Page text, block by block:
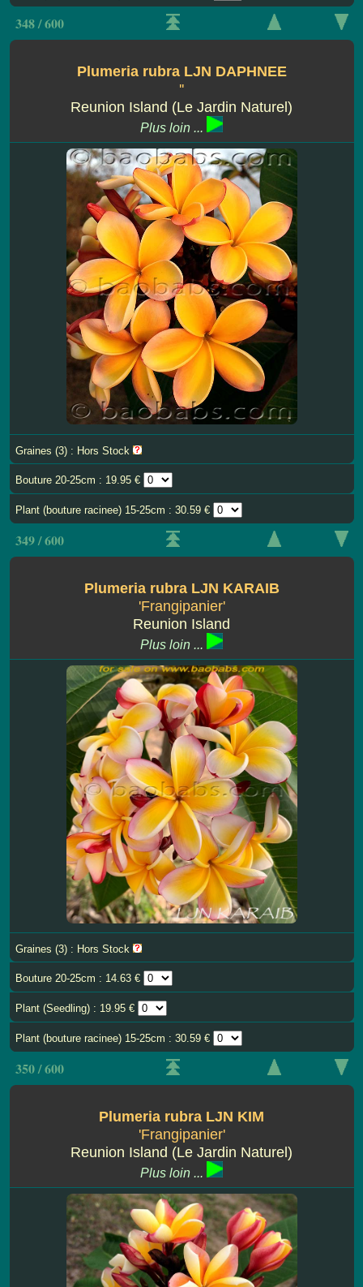
348 / 600
Plumeria rubra LJN DAPHNEE
''
Reunion Island (Le Jardin Naturel)
Plus loin ...
Graines (3) : Hors Stock
Bouture 20-25cm : 19.95 €
Plant (bouture racinee) 15-25cm : 30.59 €
349 / 600
Plumeria rubra LJN KARAIB
'Frangipanier'
Reunion Island
Plus loin ...
Graines (3) : Hors Stock
Bouture 20-25cm : 14.63 €
Plant (Seedling) : 19.95 €
Plant (bouture racinee) 15-25cm : 30.59 €
350 / 600
Plumeria rubra LJN KIM
'Frangipanier'
Reunion Island (Le Jardin Naturel)
Plus loin ...